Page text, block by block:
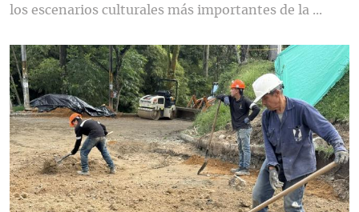
los escenarios culturales más importantes de la ...
Contenido multimedia principal